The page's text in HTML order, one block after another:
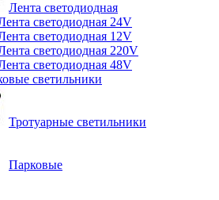
Лента светодиодная
светодиодная 24V
светодиодная 12V
светодиодная 220V
светодиодная 48V
светильники
Тротуарные светильники
Парковые